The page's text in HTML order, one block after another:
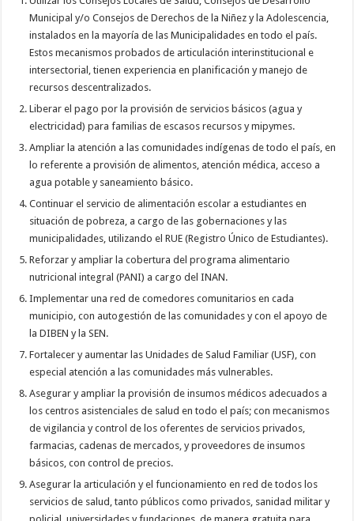
Municipal y/o Consejos de Derechos de la Niñez y la Adolescencia,
instalados en la mayoría de las Municipalidades en todo el país.
Estos mecanismos probados de articulación interinstitucional e
intersectorial, tienen experiencia en planificación y manejo de
recursos descentralizados.
Liberar el pago por la provisión de servicios básicos (agua y
electricidad) para familias de escasos recursos y mipymes.
Ampliar la atención a las comunidades indígenas de todo el país, en
lo referente a provisión de alimentos, atención médica, acceso a
agua potable y saneamiento básico.
Continuar el servicio de alimentación escolar a estudiantes en
situación de pobreza, a cargo de las gobernaciones y las
municipalidades, utilizando el RUE (Registro Único de Estudiantes).
Reforzar y ampliar la cobertura del programa alimentario
nutricional integral (PANI) a cargo del INAN.
Implementar una red de comedores comunitarios en cada
municipio, con autogestión de las comunidades y con el apoyo de
la DIBEN y la SEN.
Fortalecer y aumentar las Unidades de Salud Familiar (USF), con
especial atención a las comunidades más vulnerables.
Asegurar y ampliar la provisión de insumos médicos adecuados a
los centros asistenciales de salud en todo el país; con mecanismos
de vigilancia y control de los oferentes de servicios privados,
farmacias, cadenas de mercados, y proveedores de insumos
básicos, con control de precios.
Asegurar la articulación y el funcionamiento en red de todos los
servicios de salud, tanto públicos como privados, sanidad militar y